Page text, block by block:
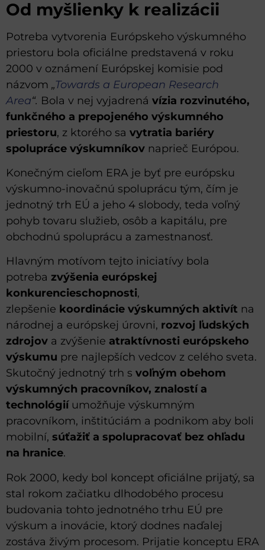
Od myšlienky k realizácii
Potreba vytvorenia Európskeho výskumného
priestoru bola oficiálne predstavená v roku
2000 v oznámení Európskej komisie pod
názvom „Towards a European Research
Area“. Bola v nej vyjadrená vízia rozvinutého,
funkčného a prepojeného výskumného
priestoru, z ktorého sa vytratia bariéry
spolupráce výskumníkov naprieč Európou.
Konečným cieľom ERA je byť pre európsku
výskumno-inovačnú spoluprácu tým, čím je
jednotný trh EÚ a jeho 4 slobody, teda voľný
pohyb tovaru služieb, osôb a kapitálu, pre
obchodnú spoluprácu a zamestnanosť.
Hlavným motívom tejto iniciatívy bola
potreba zvýšenia európskej
konkurencieschopnosti,
zlepšenie koordinácie výskumných aktivít na
národnej a európskej úrovni, rozvoj ľudských
zdrojov a zvýšenie atraktívnosti európskeho
výskumu pre najlepších vedcov z celého sveta.
Skutočný jednotný trh s voľným obehom
výskumných pracovníkov, znalostí a
technológiíumožňuje výskumným
pracovníkom, inštitúciám a podnikom aby boli
mobilní, súťažiť a spolupracovať bez ohľadu
na hranice.
Rok 2000, kedy bol koncept oficiálne prijatý, sa
stal rokom začiatku dlhodobého procesu
budovania tohto jednotného trhu EÚ pre
výskum a inovácie, ktorý dodnes naďalej
zostáva živým procesom. Prijatie konceptu ERA